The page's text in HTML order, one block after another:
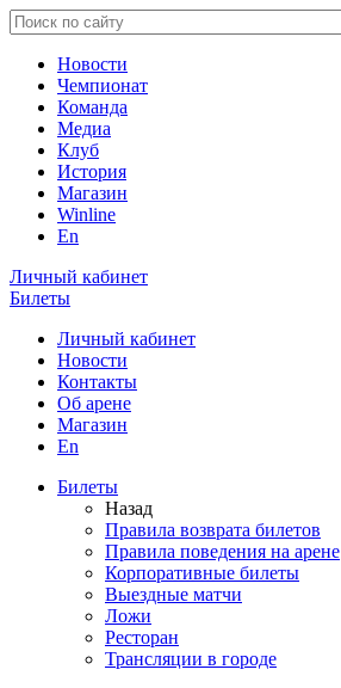
Новости
Чемпионат
Команда
Медиа
Клуб
История
Магазин
Winline
En
Личный кабинет
Билеты
Личный кабинет
Новости
Контакты
Об арене
Магазин
En
Билеты
Назад
Правила возврата билетов
Правила поведения на арене
Корпоративные билеты
Выездные матчи
Ложи
Ресторан
Трансляции в городе